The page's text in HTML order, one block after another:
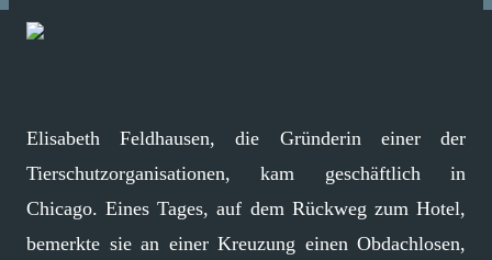
Elisabeth Feldhausen, die Gründerin einer der
Tierschutzorganisationen, kam geschäftlich in
Chicago. Eines Tages, auf dem Rückweg zum Hotel,
bemerkte sie an einer Kreuzung einen Obdachlosen,